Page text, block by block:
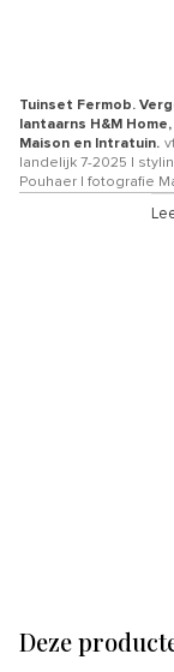
Tuinset Fermob.
lantaarns H&M
Maison en Intratuin.
landelijk 7-2025 |
Pouhaer | fotografie
Deze